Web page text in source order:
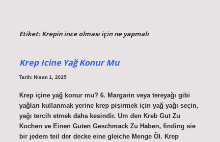
Etiket:Krepin ince olması için ne yapmalı
Krep Icine Yağ Konur Mu
Tarih: Nisan 1, 2025
Krep içine yağ konur mu? 6. Margarin veya tereyağı gibi
yağları kullanmak yerine krep pişirmek için yağ yağı seçin,
yağı tercih etmek daha kesindir. Um den Kreb Gut Zu
Kochen ve Einen Guten Geschmack Zu Haben, finding sie
bir jedem teil der decke eine gleiche Menge Öl. Krep